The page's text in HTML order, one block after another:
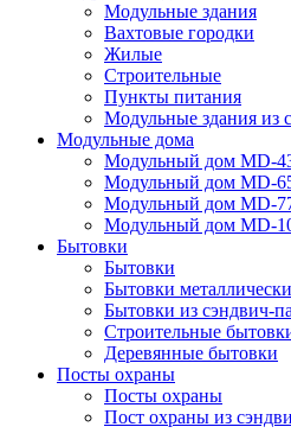
Модульные здания
Вахтовые городки
Жилые
Строительные
Пункты питания
Модульные здания из
Модульные дома
Модульный дом MD-
Модульный дом MD-
Модульный дом MD-
Модульный дом MD-
Бытовки
Бытовки
Бытовки
Бытовки из сэндвич-
Строительные
Деревянные бытовки
Посты охраны
Посты охраны
Пост охраны из